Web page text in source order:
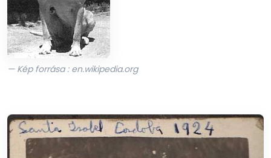
— Kép forrása : en.wikipedia.org